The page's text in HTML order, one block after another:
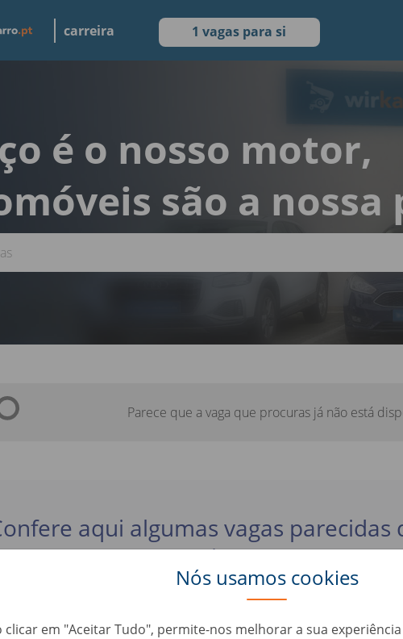
carreira 1 vagas para si
Nós usamos cookies
clicar em "Aceitar Tudo", permite-nos melhorar a sua
é o nosso motor,
são a nossa
Parece que a vaga que procuras já não está
aqui algumas vagas parecidas
interessar:
KFZ-Trainer - Schwerpunkt Bodyshop/Lackiererei (d/